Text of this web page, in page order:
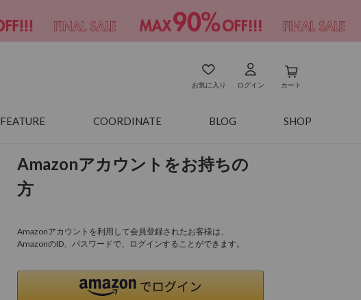
お気に入り ログイン カート
FEATURE COORDINATE BLOG SHOP
Amazonアカウントをお持ちの
方
Amazonアカウントを利用して会員登録されたお客様は、
AmazonのID、パスワードで、ログインすることができます。